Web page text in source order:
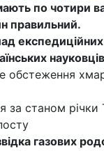
по чотири
правильний.
обстеження
за станом річки
газових